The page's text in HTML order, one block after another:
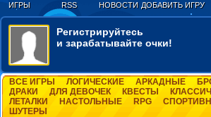
ИГРЫ RSS НОВОСТИ ДОБАВИТЬ ИГРУ
Регистрируйтесь
и зарабатывайте очки!
ВСЕ ИГРЫ ЛОГИЧЕСКИЕ АРКАДНЫЕ
ДРАКИ
ДЛЯ ДЕВОЧЕК КВЕСТЫ
ЛЕТАЛКИ
НАСТОЛЬНЫЕ RPG
ШУТЕРЫ